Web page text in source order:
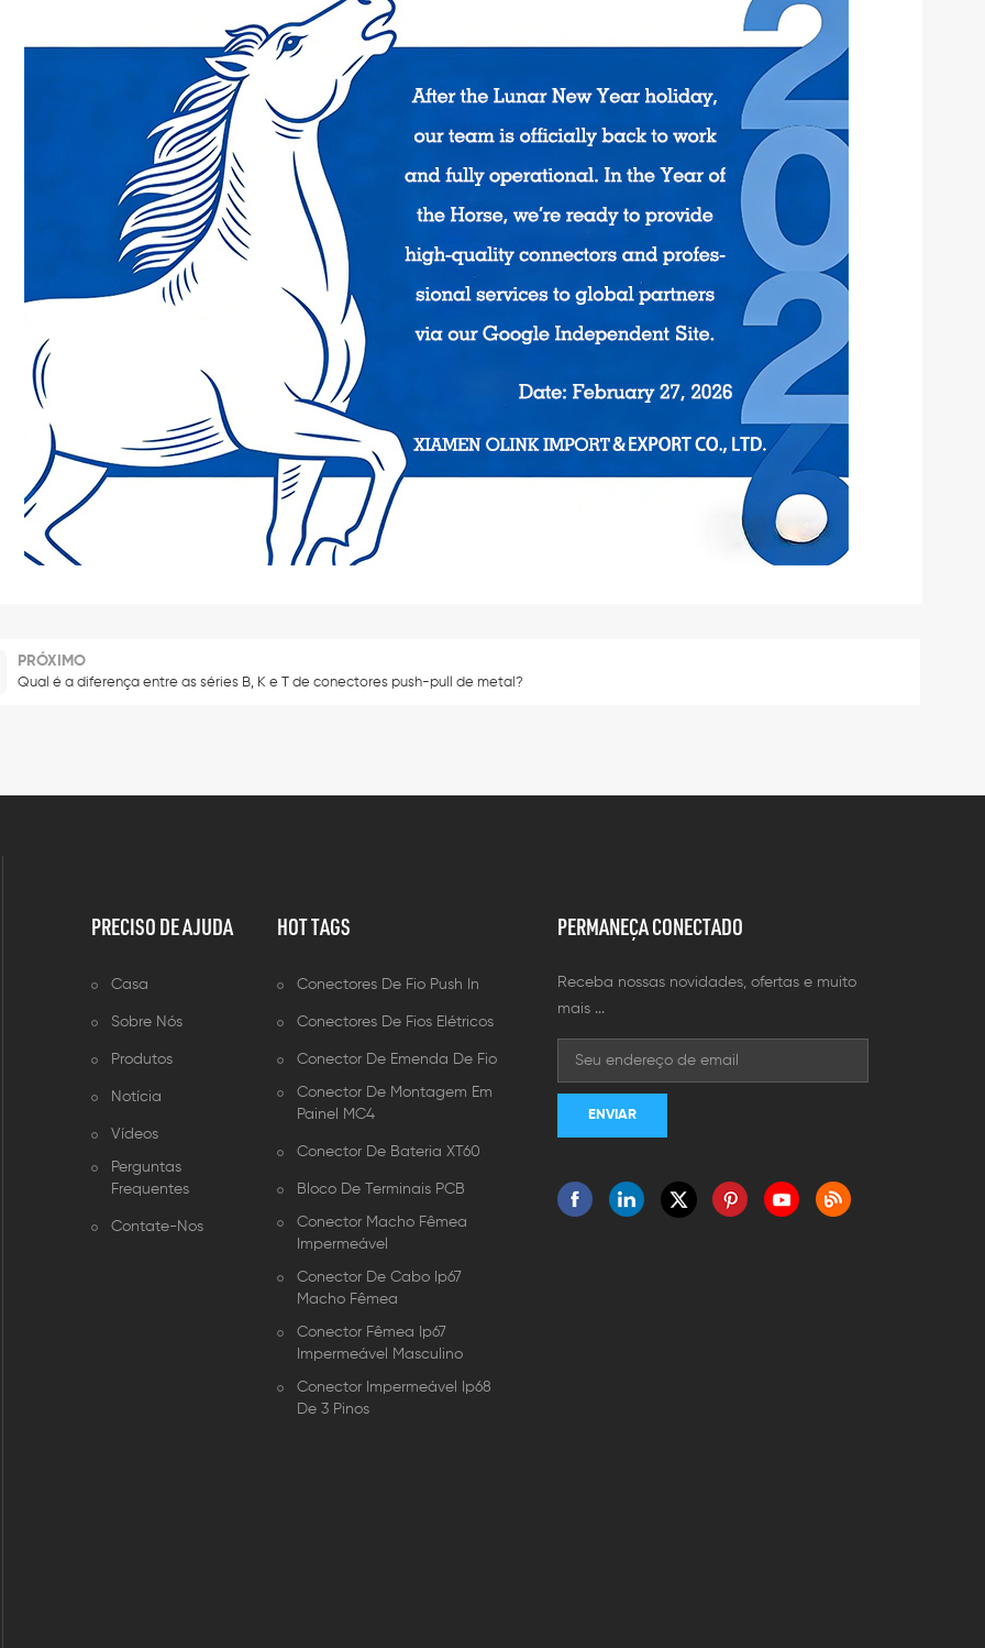
PRÓXIMO
Qual é a diferença entre as séries B, K e T de conectores push-pull de metal?
PERMANEÇA CONECTADO
Receba nossas novidades, ofertas e muito
mais ...
PRECISO DE AJUDA
Casa
Sobre Nós
Produtos
Notícia
Vídeos
Perguntas
Frequentes
Contate-Nos
HOT TAGS
Conectores De Fio Push In
Conectores De Fios Elétricos
Conector De Emenda De Fio
Conector De Montagem Em
Painel MC4
Conector De Bateria XT60
Bloco De Terminais PCB
Conector Macho Fêmea
Impermeável
Conector De Cabo Ip67
Macho Fêmea
Conector Fêmea Ip67
Impermeável Masculino
Conector Impermeável Ip68
De 3 Pinos